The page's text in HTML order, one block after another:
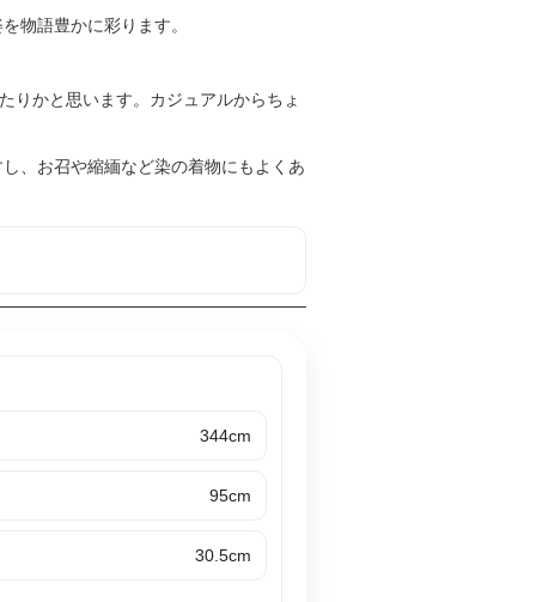
物語豊かに彩ります。
りかと思います。カジュアルからちょ
、お召や縮緬など染の着物にもよくあ
344cm
95cm
30.5cm